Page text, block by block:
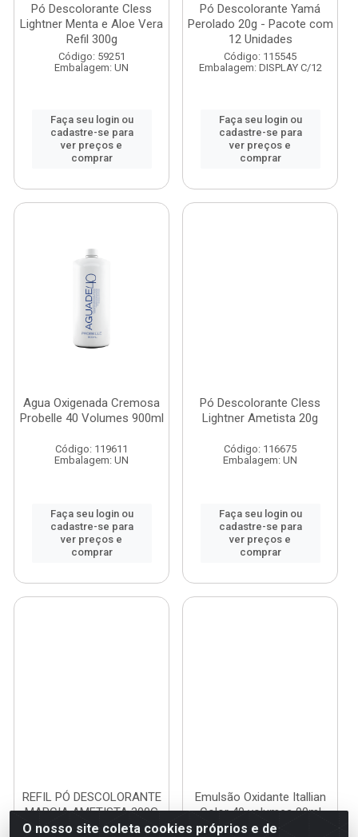
Pó Descolorante Cless
Lightner Menta e Aloe Vera
Refil 300g
Código: 59251
Embalagem: UN
Faça seu login ou
cadastre-se para
ver preços e
comprar
Pó Descolorante Yamá
Perolado 20g - Pacote com
12 Unidades
Código: 115545
Embalagem: DISPLAY C/12
Faça seu login ou
cadastre-se para
ver preços e
comprar
Agua Oxigenada Cremosa
Probelle 40 Volumes 900ml
Código: 119611
Embalagem: UN
Faça seu login ou
cadastre-se para
ver preços e
comprar
Pó Descolorante Cless
Lightner Ametista 20g
Código: 116675
Embalagem: UN
Faça seu login ou
cadastre-se para
ver preços e
comprar
REFIL PÓ DESCOLORANTE
MARCIA AMETISTA 300G
Emulsão Oxidante Itallian
Color 40 volumes 90ml
O nosso site coleta cookies próprios e de